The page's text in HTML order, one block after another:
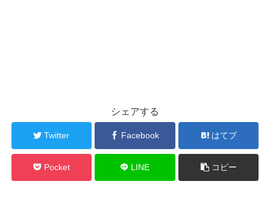
シェアする
Twitter Facebook はてブ
Pocket LINE コピー